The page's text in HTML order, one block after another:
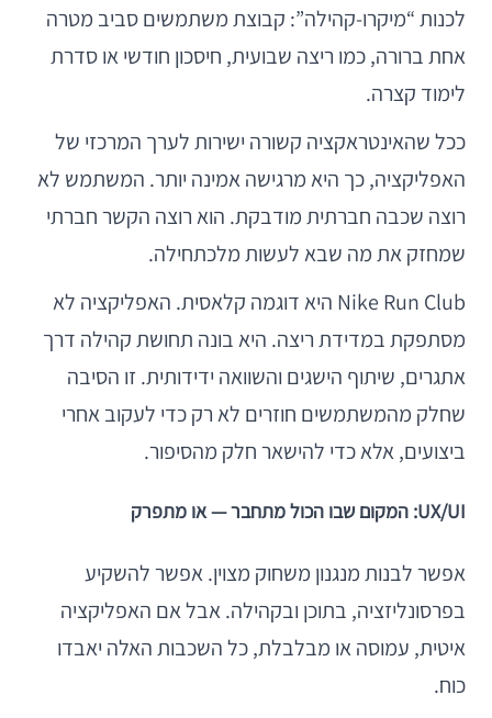
לכנות “מיקרו-קהילה”: קבוצת משתמשים סביב מטרה
אחת ברורה, כמו ריצה שבועית, חיסכון חודשי או סדרת
לימוד קצרה.
ככל שהאינטראקציה קשורה ישירות לערך המרכזי של
האפליקציה, כך היא מרגישה אמינה יותר. המשתמש לא
רוצה שכבה חברתית מודבקת. הוא רוצה הקשר חברתי
שמחזק את מה שבא לעשות מלכתחילה.
Nike Run Club היא דוגמה קלאסית. האפליקציה לא
מסתפקת במדידת ריצה. היא בונה תחושת קהילה דרך
אתגרים, שיתוף הישגים והשוואה ידידותית. זו הסיבה
שחלק מהמשתמשים חוזרים לא רק כדי לעקוב אחרי
ביצועים, אלא כדי להישאר חלק מהסיפור.
UX/UI: המקום שבו הכול מתחבר — או מתפרק
אפשר לבנות מנגנון משחוק מצוין. אפשר להשקיע
בפרסונליזציה, בתוכן ובקהילה. אבל אם האפליקציה
איטית, עמוסה או מבלבלת, כל השכבות האלה יאבדו
כוח.